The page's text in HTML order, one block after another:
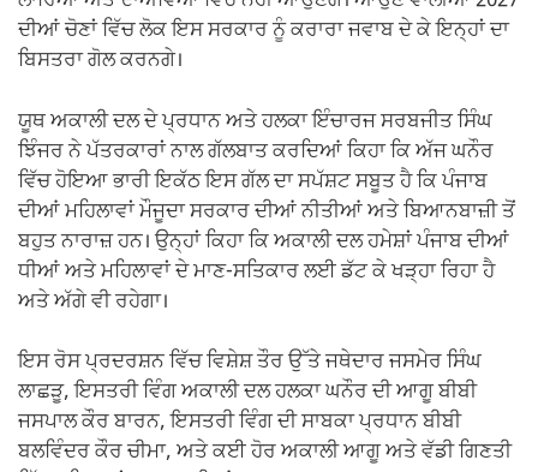
ਦੀਆਂ ਚੋਣਾਂ ਵਿੱਚ ਲੋਕ ਇਸ ਸਰਕਾਰ ਨੂੰ ਕਰਾਰਾ ਜਵਾਬ ਦੇ ਕੇ ਇਨ੍ਹਾਂ ਦਾ
ਬਿਸਤਰਾ ਗੋਲ ਕਰਨਗੇ।
ਯੂਥ ਅਕਾਲੀ ਦਲ ਦੇ ਪ੍ਰਧਾਨ ਅਤੇ ਹਲਕਾ ਇੰਚਾਰਜ ਸਰਬਜੀਤ ਸਿੰਘ
ਝਿੰਜਰ ਨੇ ਪੱਤਰਕਾਰਾਂ ਨਾਲ ਗੱਲਬਾਤ ਕਰਦਿਆਂ ਕਿਹਾ ਕਿ ਅੱਜ ਘਨੌਰ
ਵਿੱਚ ਹੋਇਆ ਭਾਰੀ ਇਕੱਠ ਇਸ ਗੱਲ ਦਾ ਸਪੱਸ਼ਟ ਸਬੂਤ ਹੈ ਕਿ ਪੰਜਾਬ
ਦੀਆਂ ਮਹਿਲਾਵਾਂ ਮੌਜੂਦਾ ਸਰਕਾਰ ਦੀਆਂ ਨੀਤੀਆਂ ਅਤੇ ਬਿਆਨਬਾਜ਼ੀ ਤੋਂ
ਬਹੁਤ ਨਾਰਾਜ਼ ਹਨ। ਉਨ੍ਹਾਂ ਕਿਹਾ ਕਿ ਅਕਾਲੀ ਦਲ ਹਮੇਸ਼ਾਂ ਪੰਜਾਬ ਦੀਆਂ
ਧੀਆਂ ਅਤੇ ਮਹਿਲਾਵਾਂ ਦੇ ਮਾਣ-ਸਤਿਕਾਰ ਲਈ ਡੱਟ ਕੇ ਖੜ੍ਹਾ ਰਿਹਾ ਹੈ
ਅਤੇ ਅੱਗੇ ਵੀ ਰਹੇਗਾ।
ਇਸ ਰੋਸ ਪ੍ਰਦਰਸ਼ਨ ਵਿੱਚ ਵਿਸ਼ੇਸ਼ ਤੌਰ ਉੱਤੇ ਜਥੇਦਾਰ ਜਸਮੇਰ ਸਿੰਘ
ਲਾਛੜੂ, ਇਸਤਰੀ ਵਿੰਗ ਅਕਾਲੀ ਦਲ ਹਲਕਾ ਘਨੌਰ ਦੀ ਆਗੂ ਬੀਬੀ
ਜਸਪਾਲ ਕੌਰ ਬਾਰਨ, ਇਸਤਰੀ ਵਿੰਗ ਦੀ ਸਾਬਕਾ ਪ੍ਰਧਾਨ ਬੀਬੀ
ਬਲਵਿੰਦਰ ਕੌਰ ਚੀਮਾ, ਅਤੇ ਕਈ ਹੋਰ ਅਕਾਲੀ ਆਗੂ ਅਤੇ ਵੱਡੀ ਗਿਣਤੀ